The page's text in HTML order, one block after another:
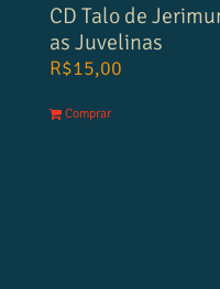
CD Talo de
as Juvelinas
R$15,00
Comprar